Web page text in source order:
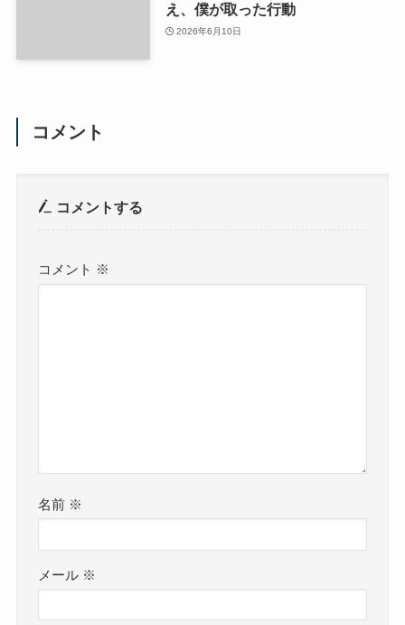
え、僕が取った行動
2026年6月10日
コメント
コメントする
コメント ※
名前 ※
メール ※